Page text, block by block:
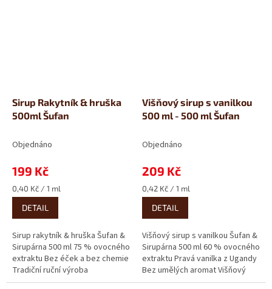
Sirup Rakytník & hruška
500ml Šufan
Objednáno
199 Kč
Měrná
cena:
0,40 Kč / 1 ml
DETAIL
Sirup rakytník & hruška Šufan &
Sirupárna 500 ml 75 % ovocného
extraktu Bez éček a bez chemie
Tradiční ruční výroba
Rakytníkový sirup s...
Višňový sirup s vanilkou
500 ml - 500 ml Šufan
Objednáno
209 Kč
Měrná
cena:
0,42 Kč / 1 ml
DETAIL
Višňový sirup s vanilkou Šufan &
Sirupárna 500 ml 60 % ovocného
extraktu Pravá vanilka z Ugandy
Bez umělých aromat Višňový
sirup s vanilkou...